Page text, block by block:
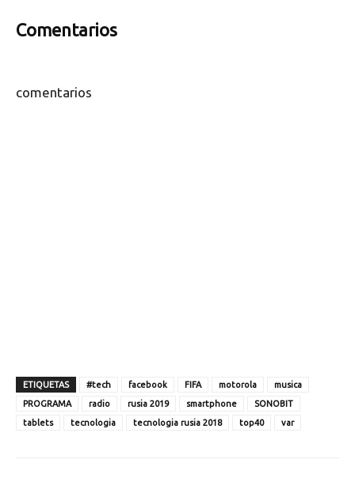
Comentarios
comentarios
ETIQUETAS #tech facebook FIFA motorola
musica
PROGRAMA
radio rusia 2019 smartphone
SONOBIT
tablets
tecnologia tecnologia rusia 2018 top40 var